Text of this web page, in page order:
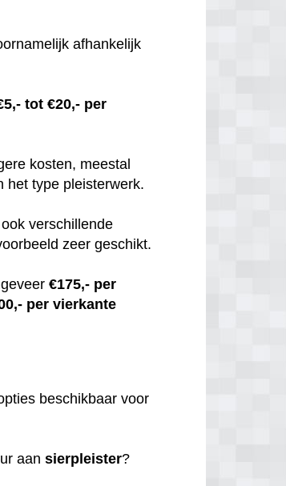
afhankelijk
tot €20,- per
kosten, meestal
het type pleisterwerk.
verschillende
zeer geschikt.
€175,- per
per vierkante
beschikbaar voor
aansierpleister?